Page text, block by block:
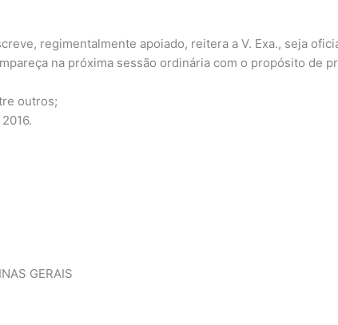
regimentalmente apoiado, reitera a V. Exa., seja
na próxima sessão ordinária com o propósito de
outros;
GERAIS